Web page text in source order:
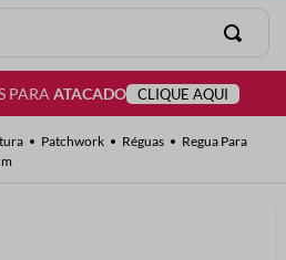
PARAATACADO CLIQUE AQUI
Patchwork Réguas
Regua Para